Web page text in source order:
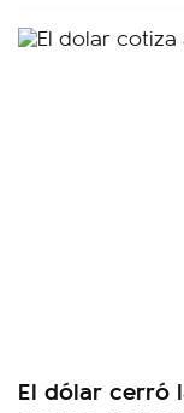
El dólar cerró